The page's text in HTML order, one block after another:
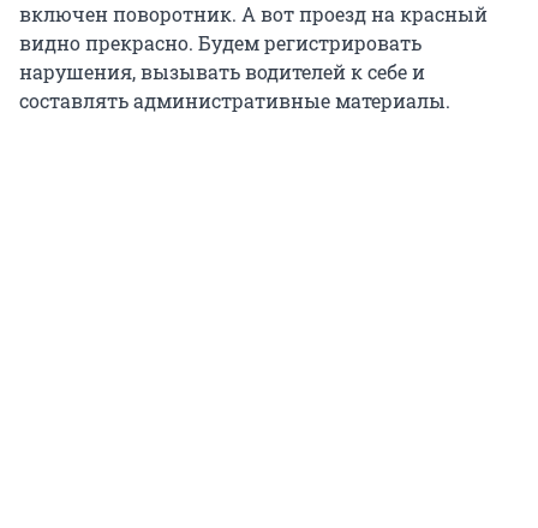
включен поворотник. А вот проезд на красный
видно прекрасно. Будем регистрировать
нарушения, вызывать водителей к себе и
составлять административные материалы.